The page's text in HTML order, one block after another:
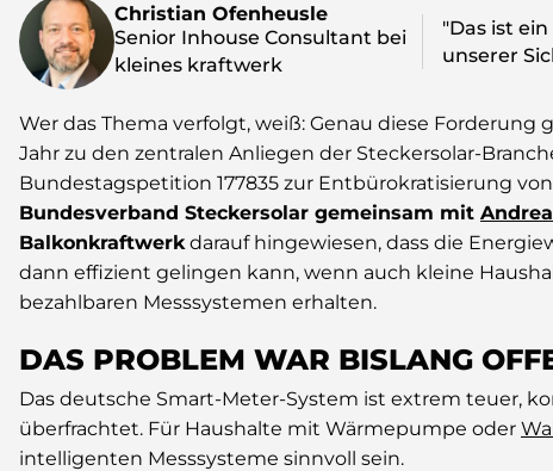
Christian Ofenheusle
Senior Inhouse Consultant bei
kleines kraftwerk
"Das ist
unserer
Wer das Thema verfolgt, weiß: Genau diese
Jahr zu den zentralen Anliegen der Steckersolar-
Bundestagspetition 177835 zur Entbürokratisierung
Bundesverband Steckersolar gemeinsam mit
Balkonkraftwerkdarauf hingewiesen, dass die
dann effizient gelingen kann, wenn auch kleine
bezahlbaren Messsystemen erhalten.
DAS PROBLEM WAR BISLANG
Das deutsche Smart-Meter-System ist extrem teuer,
überfrachtet. Für Haushalte mit Wärmepumpe oder
intelligenten Messsysteme sinnvoll sein.